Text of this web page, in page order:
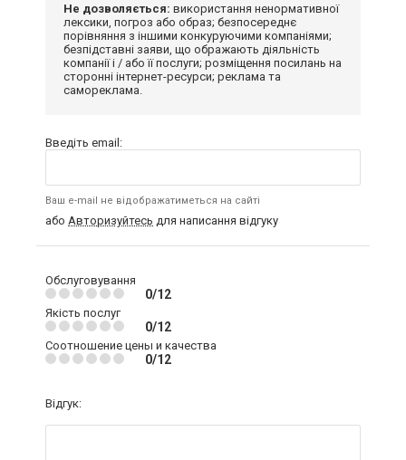
Не дозволяється: використання ненормативної
лексики, погроз або образ; безпосереднє
порівняння з іншими конкуруючими компаніями;
безпідставні заяви, що ображають діяльність
компанії і / або її послуги; розміщення посилань на
сторонні інтернет-ресурси; реклама та
самореклама.
Введіть email:
Ваш e-mail не відображатиметься на сайті
або Авторизуйтесь для написання відгуку
Обслуговування
0/12
Якість послуг
0/12
Соотношение цены и качества
0/12
Відгук: